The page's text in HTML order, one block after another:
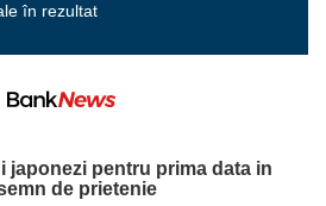
în rezultat
japonezi pentru prima data in
de prietenie